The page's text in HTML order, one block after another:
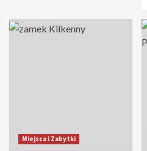
Miejsca i Zabytki